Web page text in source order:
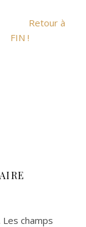
Retour à
FIN !
Les champs